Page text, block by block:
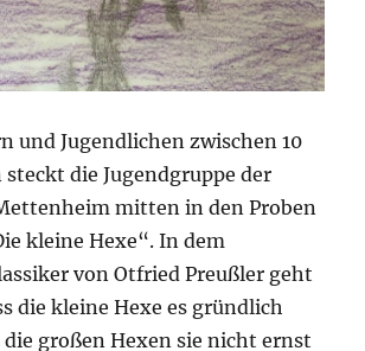
und Jugendlichen zwischen 10
steckt die Jugendgruppe der
mitten in den Proben
kleine Hexe“. In dem
von Otfried Preußler geht
die kleine Hexe es gründlich
großen Hexen sie nicht ernst